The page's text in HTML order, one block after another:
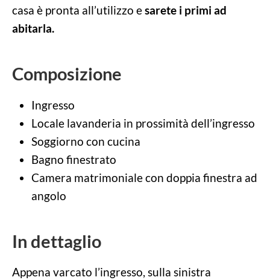
casa è pronta all’utilizzo esarete i primi ad
abitarla.
Composizione
Ingresso
Locale lavanderia in prossimità dell’ingresso
Soggiorno con cucina
Bagno finestrato
Camera matrimoniale con doppia finestra ad
angolo
In dettaglio
Appena varcato l’ingresso, sulla sinistra